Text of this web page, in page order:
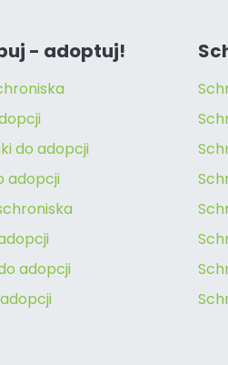
- adoptuj!
do adopcji
adopcji
adopcji